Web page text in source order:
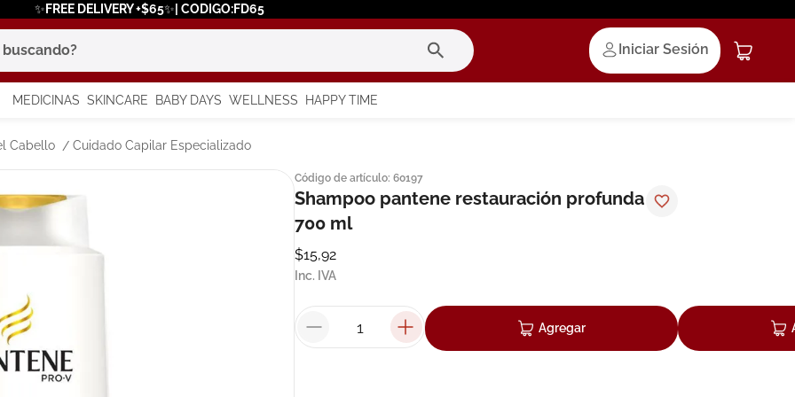
✨FREE DELIVERY +$65✨| CODIGO:FD65
Iniciar Sesión
MEDICINAS SKINCARE BABY DAYS WELLNESS HAPPY TIME
Cabello Cuidado Capilar Especializado
Código de artículo: 60197
Shampoo pantene restauración profunda
700 ml
$15,92
Inc. IVA
Agregar
más buscados